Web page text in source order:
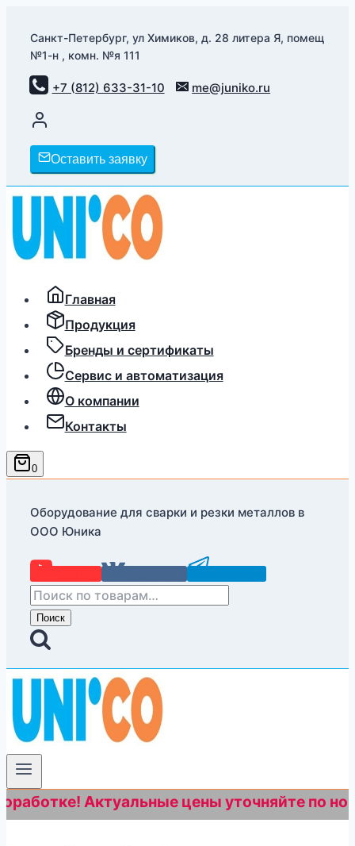
содержимому
Санкт-Петербург, ул Химиков, д. 28 литера Я, помещ
№1-н , комн. №я 111
+7 (812) 633-31-10 me@juniko.ru
Оставить заявку
Главная
Продукция
Бренды и сертификаты
Сервис и автоматизация
О компании
Контакты
0
Оборудование для сварки и резки металлов в
ООО Юника
Искать:
Поиск
Актуальные цены уточняйте по